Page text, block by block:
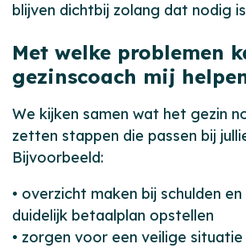
blijven dichtbij zolang dat nodig
Met welke problemen
gezinscoach mij
We kijken samen wat het gezin
zetten stappen die passen bij
Bijvoorbeeld:
• overzicht maken bij schulden
duidelijk betaalplan opstellen
• zorgen voor een veilige situatie